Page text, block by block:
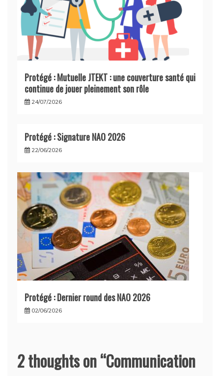
Protégé : Mutuelle JTEKT : une couverture santé qui
continue de jouer pleinement son rôle
24/07/2026
Protégé : Signature NAO 2026
22/06/2026
Protégé : Dernier round des NAO 2026
02/06/2026
2 thoughts on “Communication